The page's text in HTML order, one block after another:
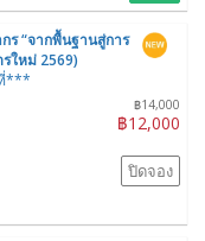
ร “จากพื้นฐานสู่การ
ใหม่ 2569)
***
฿14,000
฿12,000
ปิดจอง